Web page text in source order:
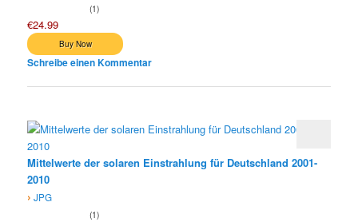
1
€24.99
Schreibe einen Kommentar
Mittelwerte der solaren Einstrahlung für Deutschland 2001-
2010
› JPG
1